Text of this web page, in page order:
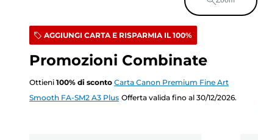
AGGIUNGI CARTA E RISPARMIA IL 100%
Promozioni Combinate
Ottieni 100% di sconto Carta Canon Premium Fine Art
Smooth FA-SM2 A3 Plus Offerta valida fino al 30/12/2026.